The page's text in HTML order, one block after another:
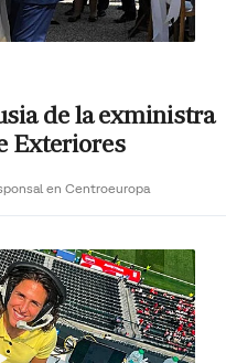
de la exministra
Exteriores
en Centroeuropa